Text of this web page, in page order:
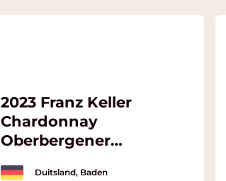
2023 Franz Keller
Chardonnay
Oberbergener
Duitsland, Baden